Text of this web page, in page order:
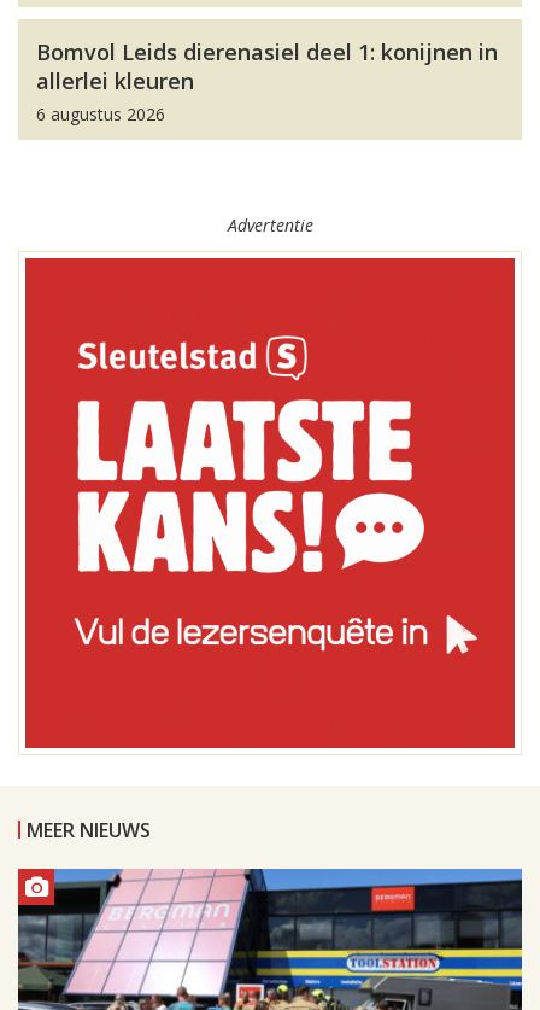
Bomvol Leids dierenasiel deel 1: konijnen in
allerlei kleuren
6 augustus 2026
Advertentie
MEER NIEUWS